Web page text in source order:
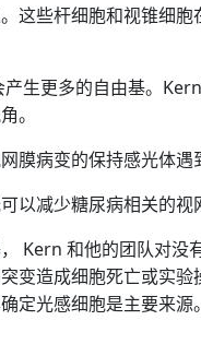
这些杆细胞和视锥细
生更多的自由基。
。
膜病变的保持感光体遇
以减少糖尿病相关的视
Kern 和他的团队对没
变造成细胞死亡或实
定光感细胞是主要来